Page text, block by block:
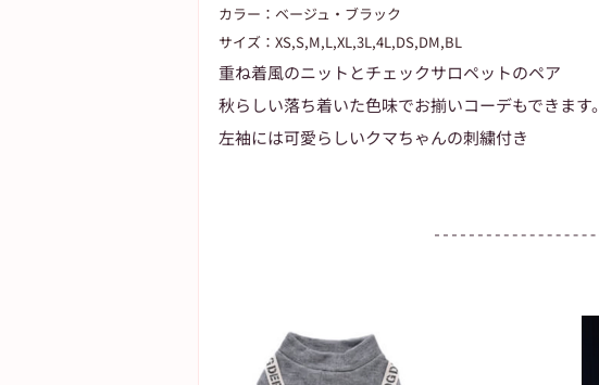
カラー：ベージュ・ブラック
サイズ：XS,S,M,L,XL,3L,4L,DS,DM,BL
重ね着風のニットとチェックサロペットのペア
秋らしい落ち着いた色味でお揃いコーデもできます。
左袖には可愛らしいクマちゃんの刺繍付き